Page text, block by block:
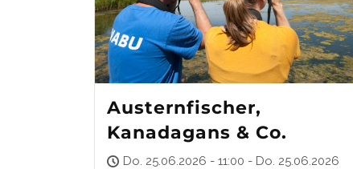
Austernfischer,
Kanadagans & Co.
Do. 25.06.2026 - 11:00 - Do. 25.06.2026